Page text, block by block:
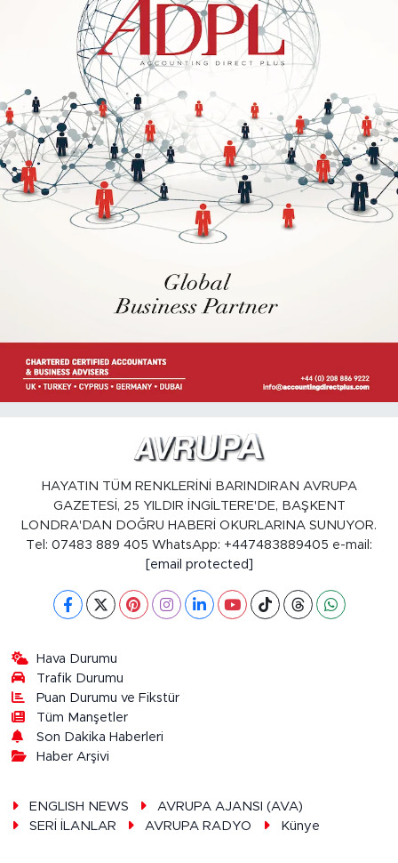
HAYATIN TÜM RENKLERİNİ BARINDIRAN AVRUPA
GAZETESİ, 25 YILDIR İNGİLTERE'DE, BAŞKENT
LONDRA'DAN DOĞRU HABERİ OKURLARINA SUNUYOR.
Tel: 07483 889 405 WhatsApp: +447483889405 e-mail:
[email protected]
Hava Durumu
Trafik Durumu
Puan Durumu ve Fikstür
Tüm Manşetler
Son Dakika Haberleri
Haber Arşivi
ENGLISH NEWS
AVRUPA AJANSI (AVA)
SERİ İLANLAR
AVRUPA RADYO Künye